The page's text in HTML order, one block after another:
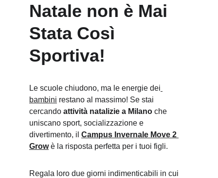
Natale non è Mai
Stata Così
Sportiva!
Le scuole chiudono, ma le energie dei
bambini restano al massimo! Se stai
cercando attività natalizie a Milano che
uniscano sport, socializzazione e
divertimento, il Campus Invernale Move 2
Grow è la risposta perfetta per i tuoi figli.
Regala loro due giorni indimenticabili in cui